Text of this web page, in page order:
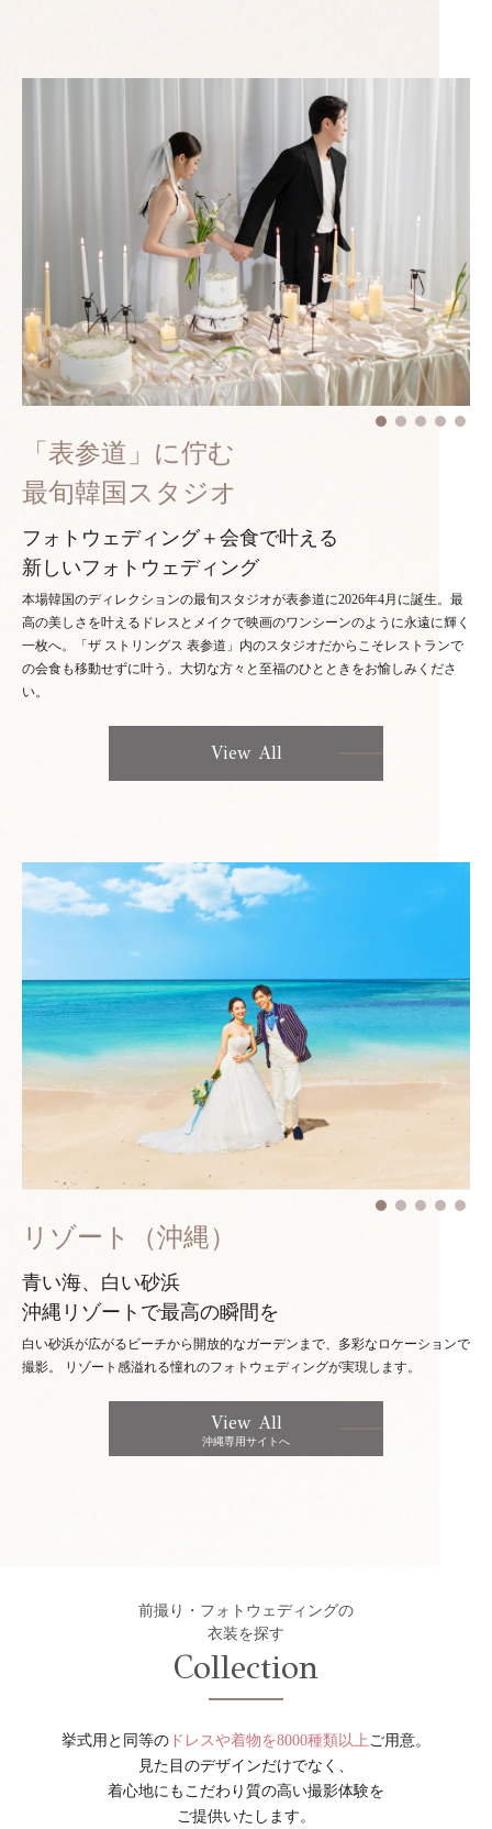
「表参道」に佇む
最旬韓国スタジオ
フォトウェディング＋会食で叶える
新しいフォトウェディング
本場韓国のディレクションの最旬スタジオが表参道に2026年4月に誕生。最
高の美しさを叶えるドレスとメイクで映画のワンシーンのように永遠に輝く
一枚へ。「ザ ストリングス 表参道」内のスタジオだからこそレストランで
の会食も移動せずに叶う。大切な方々と至福のひとときをお愉しみくださ
い。
View All
リゾート（沖縄）
青い海、白い砂浜
沖縄リゾートで最高の瞬間を
白い砂浜が広がるビーチから開放的なガーデンまで、多彩なロケーションで
撮影。
リゾート感溢れる憧れのフォトウェディングが実現します。
View All
沖縄専用サイトへ
前撮り・フォトウェディングの
衣装を探す
Collection
挙式用と同等の ドレスや着物を8000種類以上 ご用意。
見た目のデザインだけでなく、
着心地にもこだわり質の高い撮影体験を
ご提供いたします。